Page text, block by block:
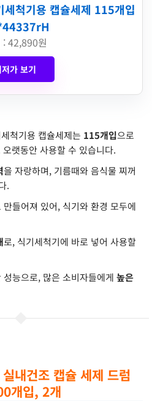
세척기용 캡슐세제 115개입
: 42,890원
가 보기
척기용 캡슐세제는 115개입으로
랫동안 사용할 수 있습니다.
을 자랑하며, 기름때와 음식물 찌꺼
.
만들어져 있어, 식기와 환경 모두에
로, 식기세척기에 바로 넣어 사용할
능으로, 많은 소비자들에게 높은
내건조 캡슐 세제 드럼
개입, 2개